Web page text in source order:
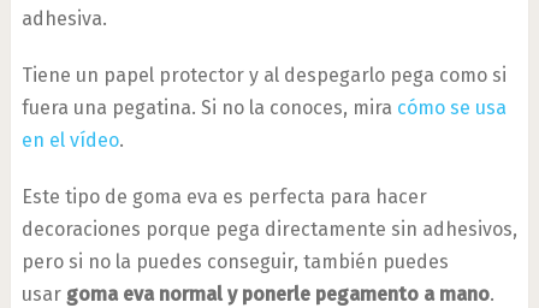
adhesiva.
Tiene un papel protector y al despegarlo pega como si
fuera una pegatina. Si no la conoces, mira cómo se usa
en el vídeo.
Este tipo de goma eva es perfecta para hacer
decoraciones porque pega directamente sin adhesivos,
pero si no la puedes conseguir, también puedes
usar goma eva normal y ponerle pegamento a mano.